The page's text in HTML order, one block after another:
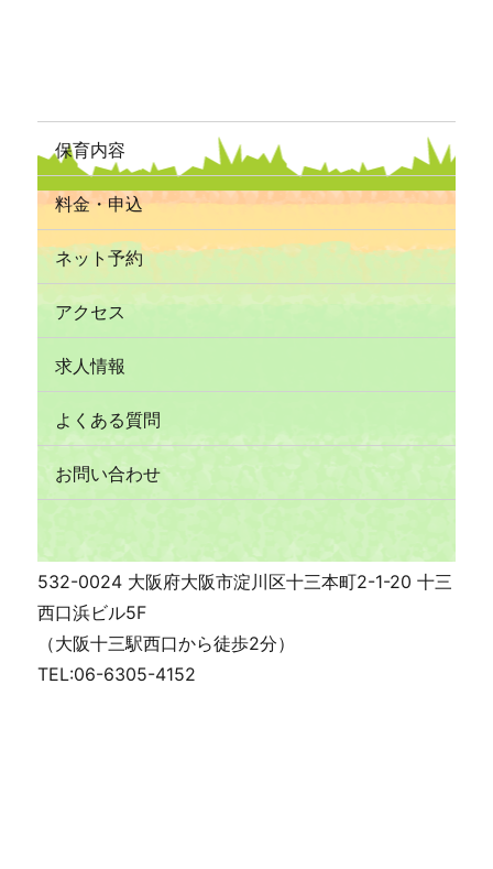
保育内容
料金・申込
ネット予約
アクセス
求人情報
よくある質問
お問い合わせ
532-0024 大阪府大阪市淀川区十三本町2-1-20 十三
西口浜ビル5F
（大阪十三駅西口から徒歩2分）
TEL:06-6305-4152